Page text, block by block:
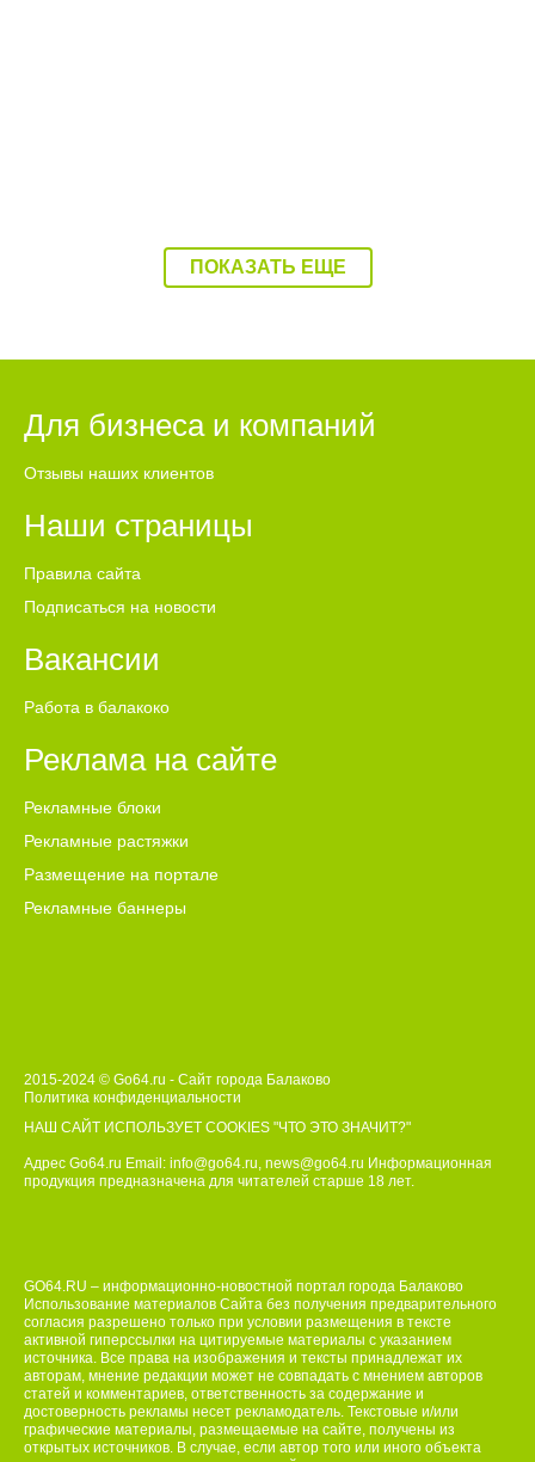
ПОКАЗАТЬ ЕЩЕ
Для бизнеса и компаний
Отзывы наших клиентов
Наши страницы
Правила сайта
Подписаться на новости
Вакансии
Работа в балакоко
Реклама на сайте
Рекламные блоки
Рекламные растяжки
Размещение на портале
Рекламные баннеры
2015-2024 © Go64.ru - Сайт города Балаково
Политика конфиденциальности
НАШ САЙТ ИСПОЛЬЗУЕТ COOKIES "ЧТО ЭТО ЗНАЧИТ?"
Адрес Go64.ru Email: info@go64.ru, news@go64.ru Информационная
продукция предназначена для читателей старше 18 лет.
GO64.RU – информационно-новостной портал города Балаково
Использование материалов Сайта без получения предварительного
согласия разрешено только при условии размещения в тексте
активной гиперссылки на цитируемые материалы с указанием
источника. Все права на изображения и тексты принадлежат их
авторам, мнение редакции может не совпадать с мнением авторов
статей и комментариев, ответственность за содержание и
достоверность рекламы несет рекламодатель. Текстовые и/или
графические материалы, размещаемые на сайте, получены из
открытых источников. В случае, если автор того или иного объекта